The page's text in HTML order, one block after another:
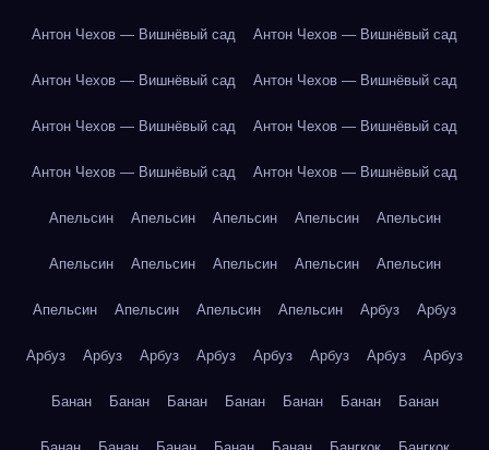
Антон Чехов — Вишнёвый сад Антон Чехов — Вишнёвый сад
Антон Чехов — Вишнёвый сад Антон Чехов — Вишнёвый сад
Антон Чехов — Вишнёвый сад Антон Чехов — Вишнёвый сад
Антон Чехов — Вишнёвый сад Антон Чехов — Вишнёвый сад
Апельсин Апельсин Апельсин Апельсин Апельсин
Апельсин Апельсин Апельсин Апельсин Апельсин
Апельсин Апельсин Апельсин Апельсин Арбуз Арбуз
Арбуз Арбуз Арбуз Арбуз Арбуз Арбуз Арбуз Арбуз
Банан Банан Банан Банан Банан Банан Банан